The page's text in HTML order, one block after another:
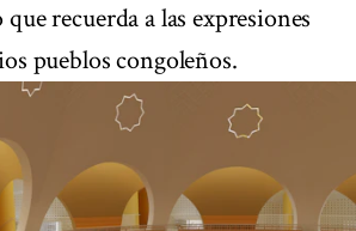
recuerda a las expresiones
pueblos congoleños.